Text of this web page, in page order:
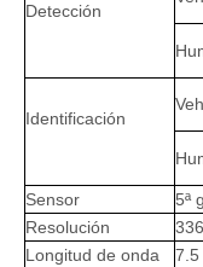
Detección
Identificación
Sensor
5ª
Resolución
Longitud de onda
7.5